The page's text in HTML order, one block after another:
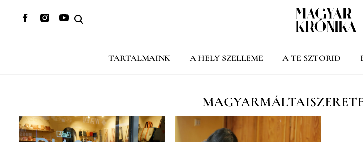
TARTALMAINK A HELY SZELLEME A TE SZTORID